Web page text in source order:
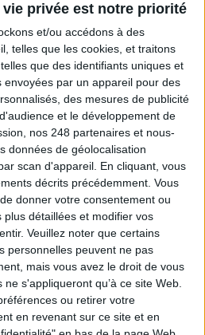
privée est notre priorité
et/ou accédons à des
telles que les cookies, et traitons
que des identifiants uniques et
par un appareil pour des
des mesures de publicité
et le développement de
nos 248 partenaires et nous-
données de géolocalisation
scan d'appareil. En cliquant, vous
décrits précédemment. Vous
donner votre consentement ou
détaillées et modifier vos
Veuillez noter que certains
personnelles peuvent ne pas
mais vous avez le droit de vous
s'appliqueront qu’à ce site Web.
ou retirer votre
en revenant sur ce site et en
métiers qui nécessiteraient d’être
gratuitement le supplément
en cliquant ici !
Digital Workplace
vous